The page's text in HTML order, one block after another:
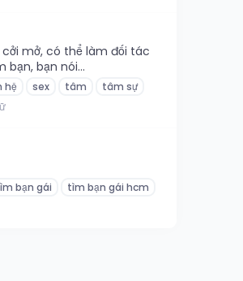
mở, có thể làm đối tác
bạn nói...
hệ sex tâm
tâm sự
bạn gái
tìm bạn gái hcm